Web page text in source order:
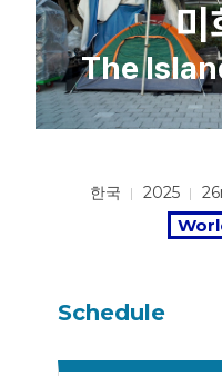
미
The
한국 2025
Schedule